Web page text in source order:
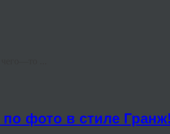
фото в стиле